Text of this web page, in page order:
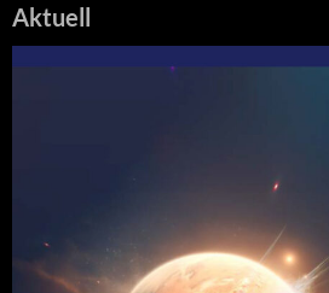
Aktuell